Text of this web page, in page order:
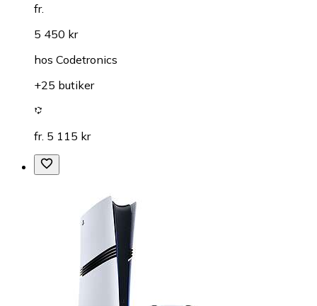
fr.
5 450 kr
hos Codetronics
+25 butiker
fr. 5 115 kr